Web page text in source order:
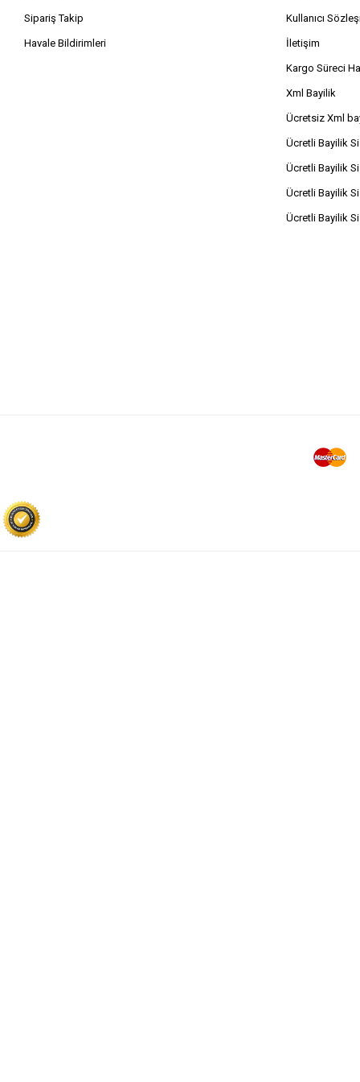
Kumanda
Sipariş Takip
Havale Bildirimleri
Kullanıcı
İletişim
Kargo Süreci
Xml Bayilik
Ücretsiz Xml
Ücretli Bayilik
Ücretli Bayilik
Ücretli Bayilik
Ücretli Bayilik